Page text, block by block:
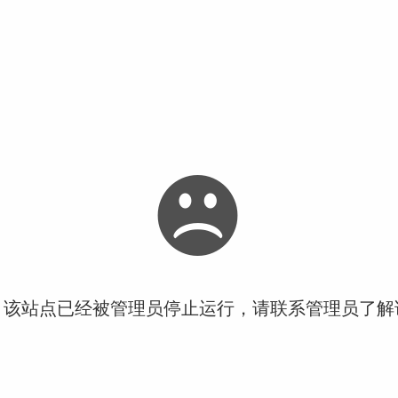
站点已经被管理员停止运行，请联系管理员了